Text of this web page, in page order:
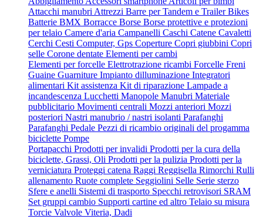
Attacchi manubri Attrezzi Barre per Tandem e Trailer Bikes
Batterie BMX Borracce Borse Borse protettive e protezioni
per telaio Camere d'aria Campanelli Caschi Catene Cavaletti
Cerchi Cesti Computer, Gps Coperture Copri giubbini Copri
selle Corone dentate Elementi per cambi
Elementi per forcelle Elettrotrazione ricambi Forcelle Freni
Guaine Guarniture Impianto dilluminazione Integratori
alimentari Kit assistenza Kit di riparazione Lampade a
incandescenza Lucchetti Manopole Manubri Materiale
pubblicitario Movimenti centrali Mozzi anteriori Mozzi
posteriori Nastri manubrio / nastri isolanti Parafanghi
Parafanghi Pedale Pezzi di ricambio originali del progamma
biciclette Pompe
Portapacchi Prodotti per invalidi Prodotti per la cura della
biciclette, Grassi, Oli Prodotti per la pulizia Prodotti per la
verniciatura Proteggi catena Raggi Reggisella Rimorchi Rulli
allenamento Ruote complete Seggiolini Selle Serie sterzo
Sfere e anelli Sistemi di trasporto Specchi retrovisori SRAM
Set gruppi cambio Supporti cartine ed altro Telaio su misura
Torcie Valvole Viteria, Dadi